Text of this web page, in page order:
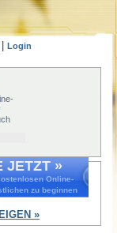
Login
JETZT »
Online-
zu beginnen
»